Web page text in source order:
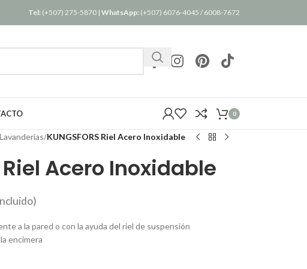
Tel: (+507) 275-5870 | WhatsApp: (+507) 6076-4045 /6008-7672
0
/KUNGSFORS Riel Acero Inoxidable
Riel Acero Inoxidable
a la pared o con la ayuda del riel de suspensión
encimera